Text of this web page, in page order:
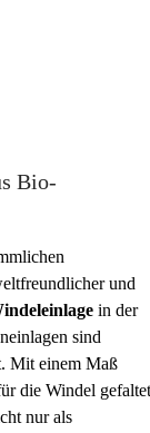
Bio-
und
in der
sind
Mit einem Maß
die Windel gefaltet
nur als